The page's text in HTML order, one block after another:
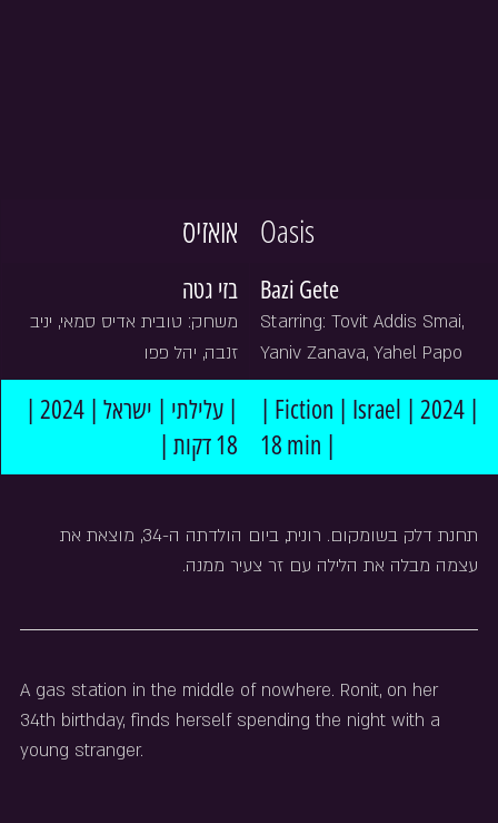
אואזיס Oasis
בזי גטה
משחק: טובית אדיס סמאי, יניב
זנבה, יהל פפו
Bazi Gete
Starring: Tovit Addis Smai,
Yaniv Zanava, Yahel Papo
| עלילתי | ישראל | 2024 |
18 דקות |
| Fiction | Israel | 2024 |
18 min |
תחנת דלק בשומקום. רונית, ביום הולדתה ה-34, מוצאת את
עצמה מבלה את הלילה עם זר צעיר ממנה.
A gas station in the middle of nowhere. Ronit, on her
34th birthday, finds herself spending the night with a
young stranger.